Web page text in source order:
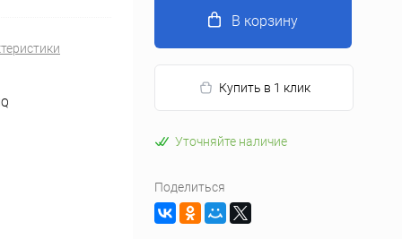
В корзину
Купить в 1 клик
Уточняйте наличие
Поделиться